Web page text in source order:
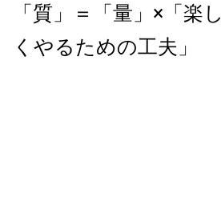
「質」＝「量」×「
くやるための工夫」